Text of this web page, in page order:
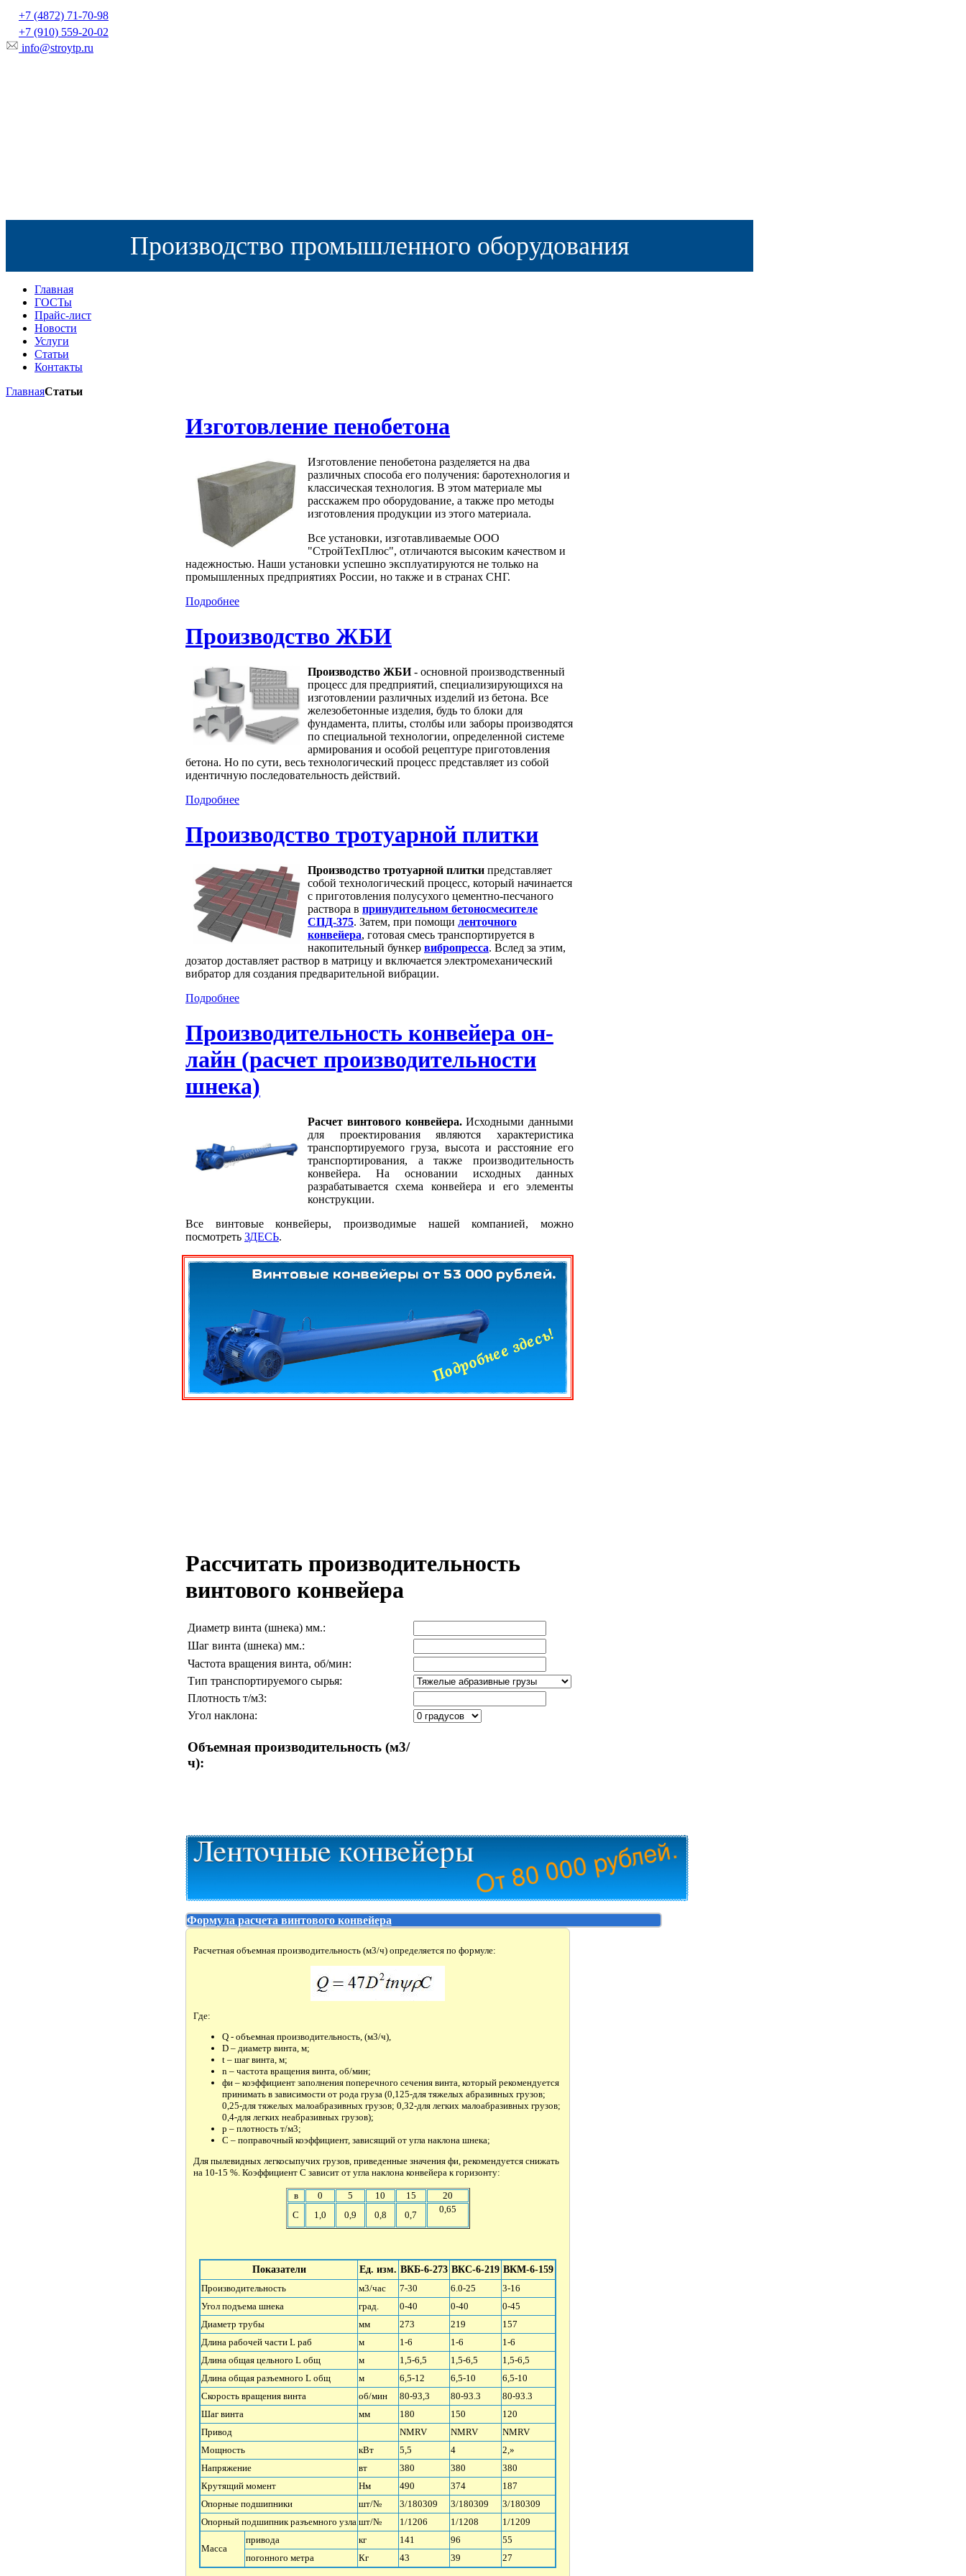
+7 (4872) 71-70-98
+7 (910) 559-20-02
info@stroytp.ru
Производство промышленного оборудования
Главная
ГОСТы
Прайс-лист
Новости
Услуги
Статьи
Контакты
ГлавнаяСтатьи
Изготовление пенобетона
Изготовление пенобетона разделяется на два
различных способа его получения: баротехнология и
классическая технология. В этом материале мы
расскажем про оборудование, а также про методы
изготовления продукции из этого материала.
Все установки, изготавливаемые ООО
"СтройТехПлюс", отличаются высоким качеством и
надежностью. Наши установки успешно эксплуатируются не только на
промышленных предприятиях России, но также и в странах СНГ.
Подробнее
Производство ЖБИ
Производство ЖБИ- основной производственный
процесс для предприятий, специализирующихся на
изготовлении различных изделий из бетона. Все
железобетонные изделия, будь то блоки для
фундамента, плиты, столбы или заборы производятся
по специальной технологии, определенной системе
армирования и особой рецептуре приготовления
бетона. Но по сути, весь технологический процесс представляет из собой
идентичную последовательность действий.
Подробнее
Производство тротуарной плитки
Производство тротуарной плитки представляет
собой технологический процесс, который начинается
с приготовления полусухого цементно-песчаного
раствора в принудительном бетоносмесителе
СПД-375. Затем, при помощи ленточного
конвейера, готовая смесь транспортируется в
накопительный бункер вибропресса. Вслед за этим,
дозатор доставляет раствор в матрицу и включается электромеханический
вибратор для создания предварительной вибрации.
Подробнее
Производительность конвейера он-
лайн (расчет производительности
шнека)
Расчет винтового конвейера.Исходными данными
для проектирования являются характеристика
транспортируемого груза, высота и расстояние его
транспортирования, а также производительность
конвейера. На основании исходных данных
разрабатывается схема конвейера и его элементы
конструкции.
Все винтовые конвейеры, производимые нашей компанией, можно
посмотреть ЗДЕСЬ.
Рассчитать производительность
винтового конвейера
Диаметр винта (шнека) мм.:
Шаг винта (шнека) мм.:
Частота вращения винта, об/мин:
Тип транспортируемого сырья:
Плотность т/м3:
Угол наклона:
Объемная производительность (м3/
ч):
Формула расчета винтового конвейера
Расчетная объемная производительность (м3/ч) определяется по формуле:
Где:
Q - объемная производительность, (м3/ч),
D – диаметр винта, м;
t – шаг винта, м;
n – частота вращения винта, об/мин;
фи – коэффициент заполнения поперечного сечения винта, который рекомендуется
принимать в зависимости от рода груза (0,125-для тяжелых абразивных грузов;
0,25-для тяжелых малоабразивных грузов; 0,32-для легких малоабразивных грузов;
0,4-для легких неабразивных грузов);
p – плотность т/м3;
C – поправочный коэффициент, зависящий от угла наклона шнека;
Для пылевидных легкосыпучих грузов, приведенные значения фи, рекомендуется снижать
на 10-15 %. Коэффициент С зависит от угла наклона конвейера к горизонту:
в 0 5 10 15
20
C
1,0 0,9 0,8 0,7
0,65
Показатели Ед. изм. ВКБ-6-273 ВКС-6-219 ВКМ-6-159
Производительность
м3/час 7-30 6.0-25
3-16
Угол подъема шнека
град. 0-40 0-40
0-45
Диаметр трубы
мм 273 219
157
Длина рабочей части L раб
м 1-6 1-6
1-6
Длина общая цельного L общ
м 1,5-6,5 1,5-6,5
1,5-6,5
Длина общая разъемного L общ
м 6,5-12 6,5-10
6,5-10
Скорость вращения винта
об/мин 80-93,3 80-93.3
80-93.3
Шаг винта
мм 180 150
120
Привод
NMRV NMRV
NMRV
Мощность
кВт 5,5 4
2,»
Напряжение
вт 380 380
380
Крутящий момент
Нм 490 374
187
Опорные подшипники
шт/№ 3/180309 3/180309
3/180309
Опорный подшипник разъемного узла шт/№ 1/1206 1/1208 1/1209
Масса
привода кг 141 96
55
погонного метра
Кг 43 39 27